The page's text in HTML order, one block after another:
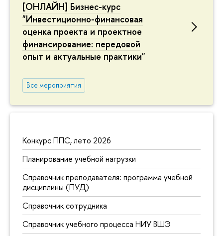
[ОНЛАЙН] Бизнес-курс
"Инвестиционно-финансовая
оценка проекта и проектное
финансирование: передовой
опыт и актуальные практики"
Все мероприятия
Конкурс ППС, лето 2026
Планирование учебной нагрузки
Справочник преподавателя: программа учебной
дисциплины (ПУД)
Справочник сотрудника
Справочник учебного процесса НИУ ВШЭ